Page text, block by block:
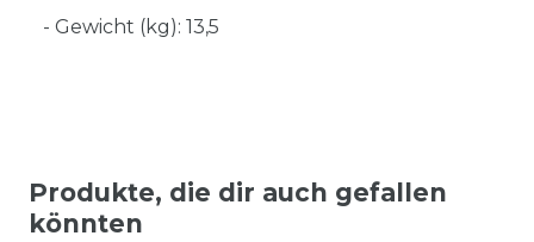
- Gewicht (kg): 13,5
Produkte, die dir auch gefallen
könnten